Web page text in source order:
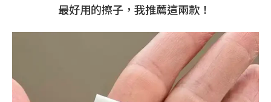
最好用的擦子，我推薦這兩款！